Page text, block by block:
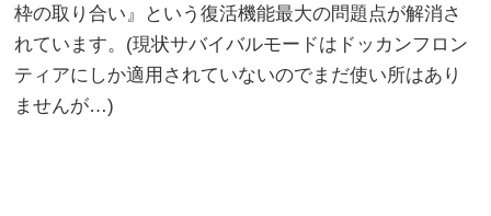
枠の取り合い』という復活機能最大の問題点が解消さ
れています。(現状サバイバルモードはドッカンフロン
ティアにしか適用されていないのでまだ使い所はあり
ませんが…)